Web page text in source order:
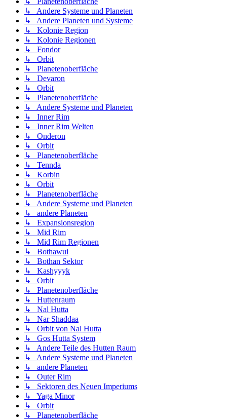
↳ Andere Systeme und Planeten
↳ Andere Planeten und Systeme
↳ Kolonie Region
↳ Kolonie Regionen
↳ Fondor
↳ Orbit
↳ Planetenoberfläche
↳ Devaron
↳ Orbit
↳ Planetenoberfläche
↳ Andere Systeme und Planeten
↳ Inner Rim
↳ Inner Rim Welten
↳ Onderon
↳ Orbit
↳ Planetenoberfläche
↳ Tennda
↳ Korbin
↳ Orbit
↳ Planetenoberfläche
↳ Andere Systeme und Planeten
↳ andere Planeten
↳ Expansionsregion
↳ Mid Rim
↳ Mid Rim Regionen
↳ Bothawui
↳ Bothan Sektor
↳ Kashyyyk
↳ Orbit
↳ Planetenoberfläche
↳ Huttenraum
↳ Nal Hutta
↳ Nar Shaddaa
↳ Orbit von Nal Hutta
↳ Gos Hutta System
↳ Andere Teile des Hutten Raum
↳ Andere Systeme und Planeten
↳ andere Planeten
↳ Outer Rim
↳ Sektoren des Neuen Imperiums
↳ Yaga Minor
↳ Orbit
↳ Planetenoberfläche